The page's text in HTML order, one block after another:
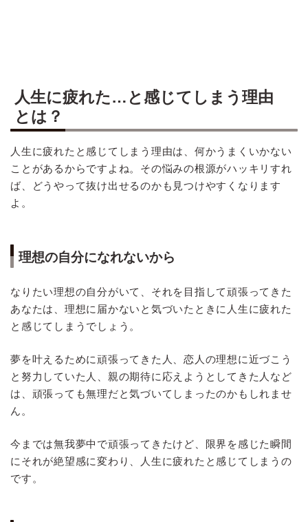
人生に疲れた…と感じてしまう理由
とは？
人生に疲れたと感じてしまう理由は、何かうまくいかない
ことがあるからですよね。その悩みの根源がハッキリすれ
ば、どうやって抜け出せるのかも見つけやすくなります
よ。
理想の自分になれないから
なりたい理想の自分がいて、それを目指して頑張ってきた
あなたは、理想に届かないと気づいたときに人生に疲れた
と感じてしまうでしょう。
夢を叶えるために頑張ってきた人、恋人の理想に近づこう
と努力していた人、親の期待に応えようとしてきた人など
は、頑張っても無理だと気づいてしまったのかもしれませ
ん。
今までは無我夢中で頑張ってきたけど、限界を感じた瞬間
にそれが絶望感に変わり、人生に疲れたと感じてしまうの
です。